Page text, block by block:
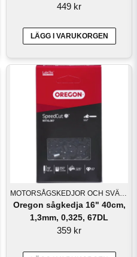
449 kr
LÄGG I VARUKORGEN
Oregon sågkedja 16" 40cm,
1,3mm, 0,325, 67DL
359 kr